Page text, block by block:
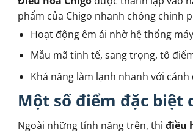
phẩm của Chigo nhanh chóng chinh
Hoạt động êm ái nhờ hệ thống
Mẫu mã tinh tế, sang trọng, tô
Khả năng làm lạnh nhanh với cánh
Một số điểm đặc biệt
Ngoài những tính năng trên, thì điều